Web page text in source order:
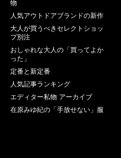
物
人気アウトドアブランドの新作
大人が買うべきセレクトショッ
プ別注
おしゃれな大人の「買ってよか
った」
定番と新定番
人気記事ランキング
エディター私物 アーカイブ
在原みゆ紀の「手放せない」服